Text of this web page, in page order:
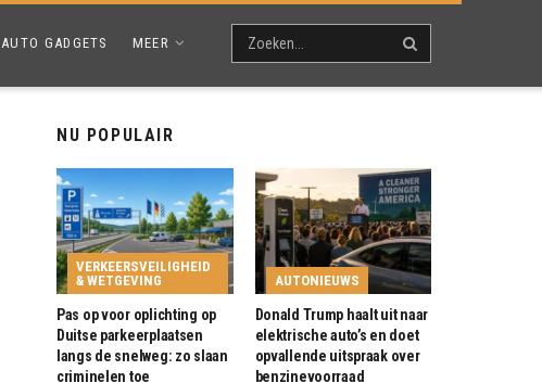
AUTO GADGETS MEER
NU POPULAIR
VERKEERSVEILIGHEID
& WETGEVING
Pas op voor oplichting op
Duitse parkeerplaatsen
langs de snelweg: zo slaan
criminelen toe
AUTONIEUWS
Donald Trump haalt uit naar
elektrische auto’s en doet
opvallende uitspraak over
benzinevoorraad